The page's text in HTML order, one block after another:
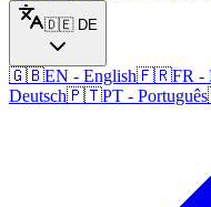
🇩🇪 DE
🇬🇧EN - English🇫🇷FR -
Deutsch🇵🇹PT - Português